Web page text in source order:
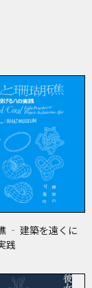
‐ 建築を遠くに
践